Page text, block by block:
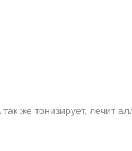
же тонизирует, лечит